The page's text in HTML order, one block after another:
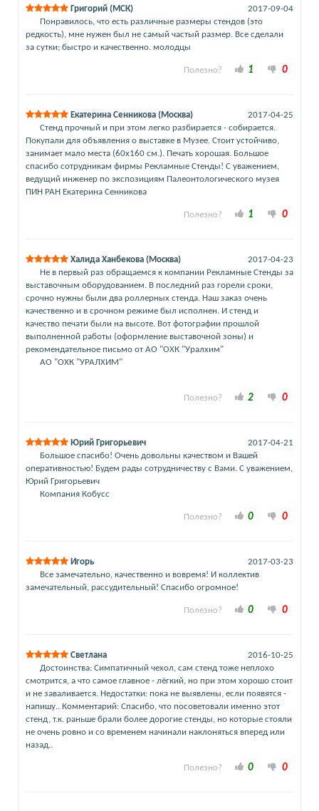
Григорий (МСК)
2017-09-04
Понравилось, что есть различные размеры стендов (это
редкость), мне нужен был не самый частый размер. Все сделали
за сутки; быстро и качественно. молодцы
Полезно? 1 0
Екатерина Сенникова (Москва)
2017-04-25
Стенд прочный и при этом легко разбирается - собирается.
Покупали для объявления о выставке в Музее. Стоит устойчиво,
занимает мало места (60х160 см.). Печать хорошая. Большое
спасибо сотрудникам фирмы Рекламные Стенды! С уважением,
ведущий инженер по экспозициям Палеонтологического музея
ПИН РАН Екатерина Сенникова
Полезно? 1 0
Халида Ханбекова (Москва)
2017-04-23
Не в первый раз обращаемся к компании Рекламные Стенды за
выставочным оборудованием. В последний раз горели сроки,
срочно нужны были два роллерных стенда. Наш заказ очень
качественно и в срочном режиме был исполнен. И стенд и
качество печати были на высоте. Вот фотографии прошлой
выполненной работы (оформление выставочной зоны) и
рекомендательное письмо от АО "ОХК "Уралхим"
АО "ОХК "УРАЛХИМ"
Полезно? 2 0
Юрий Григорьевич
2017-04-21
Большое спасибо! Очень довольны качеством и Вашей
оперативностью! Будем рады сотрудничеству с Вами. С уважением,
Юрий Григорьевич
Компания Кобусс
Полезно? 0 0
Игорь
2017-03-23
Все замечательно, качественно и вовремя! И коллектив
замечательный, рассудительный! Спасибо огромное!
Полезно? 0 0
Светлана
2016-10-25
Достоинства: Симпатичный чехол, сам стенд тоже неплохо
смотрится, а что самое главное - лёгкий, но при этом хорошо стоит
и не заваливается. Недостатки: пока не выявлены, если появятся -
напишу.. Комментарий: Спасибо, что посоветовали именно этот
стенд, т.к. раньше брали более дорогие стенды, но которые стояли
не очень ровно и со временем начинали наклоняться вперед или
назад..
Полезно? 0 0